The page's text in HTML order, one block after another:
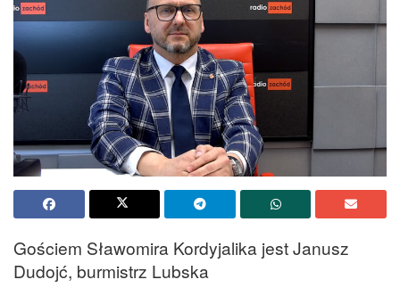
Gościem Sławomira Kordyjalika jest Janusz
Dudojć, burmistrz Lubska